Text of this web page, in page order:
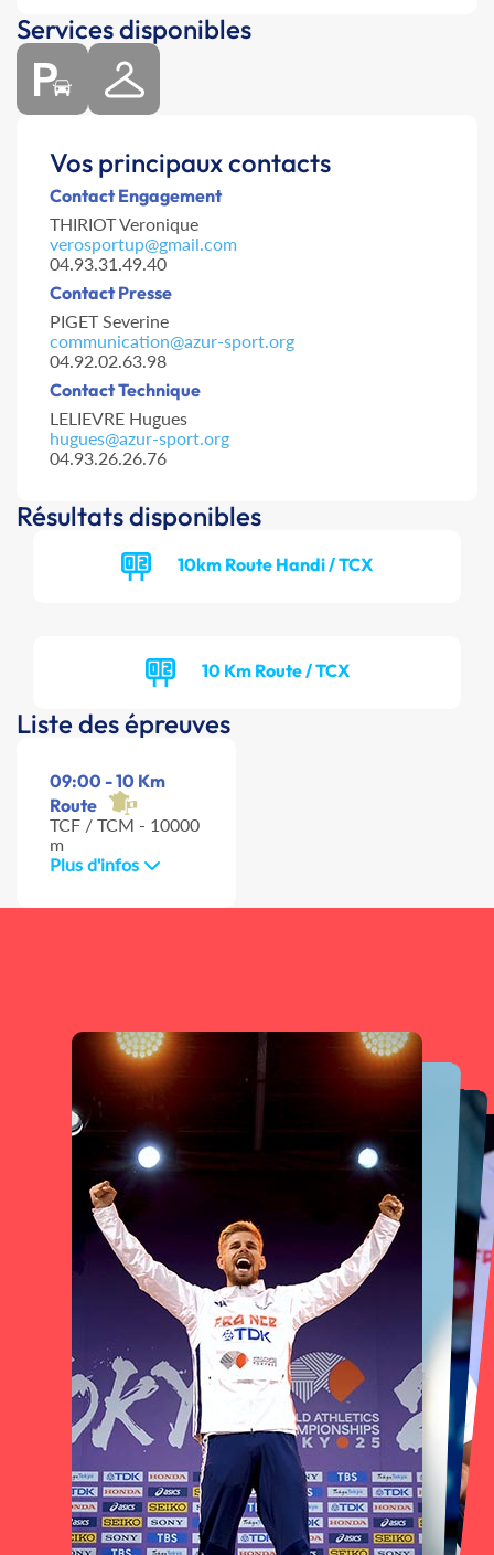
Services disponibles
Vos principaux contacts
Contact Engagement
THIRIOT Veronique
verosportup@gmail.com
04.93.31.49.40
Contact Presse
PIGET Severine
communication@azur-sport.org
04.92.02.63.98
Contact Technique
LELIEVRE Hugues
hugues@azur-sport.org
04.93.26.26.76
Résultats disponibles
10km Route Handi / TCX
10 Km Route / TCX
Liste des épreuves
09:00 - 10 Km
Route
TCF / TCM - 10000
m
Plus d'infos